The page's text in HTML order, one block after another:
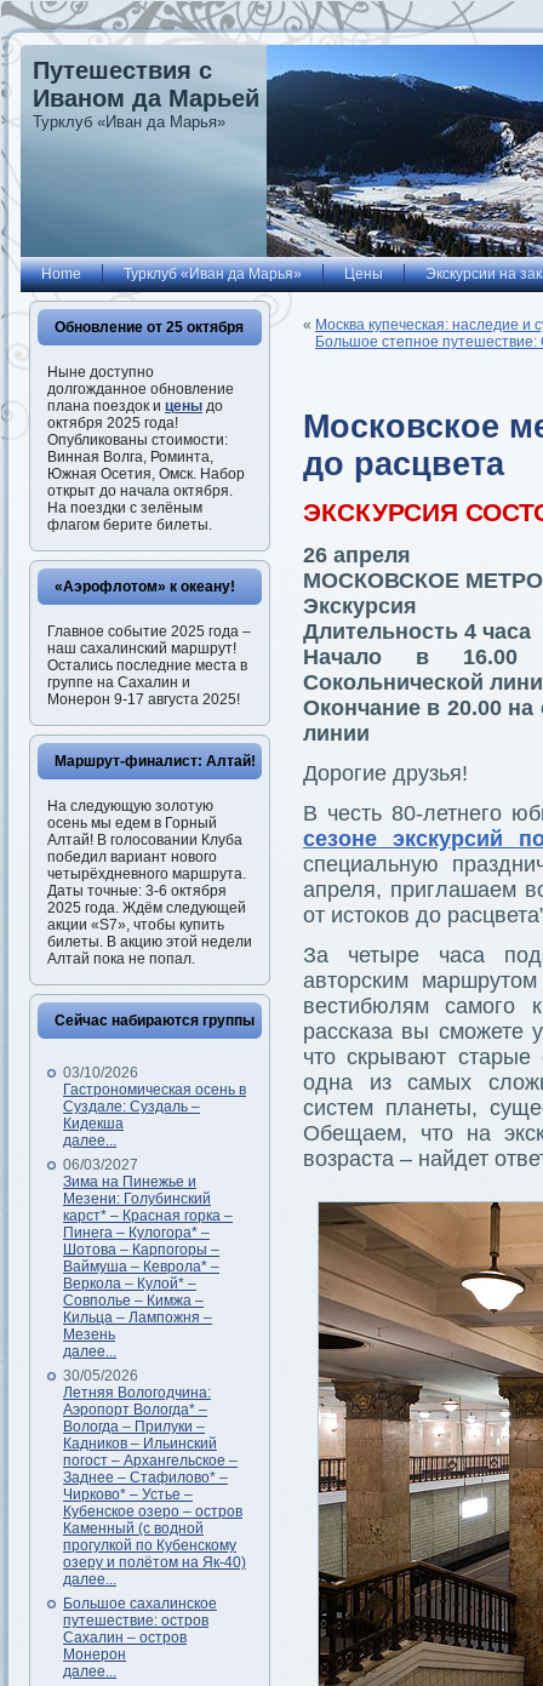
Путешествия с
Иваном да Марьей
Турклуб «Иван да Марья»
Home Турклуб «Иван да Марья» Цены Экскурсии на
Обновление от 25 октября
Ныне доступно
долгожданное обновление
плана поездок и цены до
октября 2025 года!
Опубликованы стоимости:
Винная Волга, Роминта,
Южная Осетия, Омск. Набор
открыт до начала октября.
На поездки с зелёным
флагом берите билеты.
«Аэрофлотом» к океану!
Главное событие 2025 года –
наш сахалинский маршрут!
Остались последние места в
группе на Сахалин и
Монерон 9-17 августа 2025!
Маршрут-финалист: Алтай!
На следующую золотую
осень мы едем в Горный
Алтай! В голосовании Клуба
победил вариант нового
четырёхдневного маршрута.
Даты точные: 3-6 октября
2025 года. Ждём следующей
акции «S7», чтобы купить
билеты. В акцию этой недели
Алтай пока не попал.
Сейчас набираются группы
03/10/2026
Гастрономическая осень в
Суздале: Суздаль –
Кидекша
далее...
06/03/2027
Зима на Пинежье и
Мезени: Голубинский
карст* – Красная горка –
Пинега – Кулогора* –
Шотова – Карпогоры –
Ваймуша – Кеврола* –
Веркола – Кулой* –
Совполье – Кимжа –
Кильца – Лампожня –
Мезень
далее...
30/05/2026
Летняя Вологодчина:
Аэропорт Вологда* –
Вологда – Прилуки –
Кадников – Ильинский
погост – Архангельское –
Заднее – Стафилово* –
Чирково* – Устье –
Кубенское озеро – остров
Каменный (с водной
прогулкой по Кубенскому
озеру и полётом на Як-40)
далее...
Большое сахалинское
путешествие: остров
Сахалин – остров
Монерон
далее...
« Москва купеческая: наследие и
Большое степное путешествие:
Московское
до расцвета
ЭКСКУРСИЯ
26 апреля
МОСКОВСКОЕ
Экскурсия
Длительность 4 часа
Начало в 16.00
Сокольнической
Окончание в 20.00
линии
Дорогие друзья!
В честь 80-летнего
сезоне экскурсий
специальную
апреля, приглашаем
от истоков до
За четыре часа
авторским
вестибюлям самого
рассказа вы сможете
что скрывают старые
одна из самых
систем планеты,
Обещаем, что на
возраста – найдет